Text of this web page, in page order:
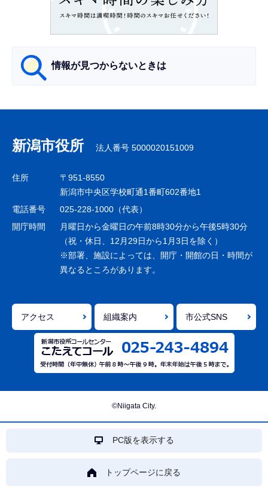
情報が見つからないときは
ナ
ビ
ゲ
シ
ョ
で
新潟市役所 法人番号 5000020151009
住所
〒951-8550
新潟市中央区学校町通1番町602番地1
電話番号
025-228-1000（代表）
開庁時間
月曜日から金曜日の午前8時30分から午後5時30分
（祝・休日、12月29日から1月3日を除く）
※部署、施設によっては、開庁・開館の日・時間が
異なるところがあります。
アクセス 組織案内 市公式SNS
©Niigata City.
PC版を表示する
トップページに戻る